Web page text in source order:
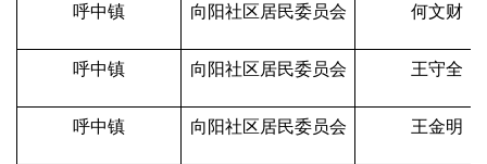
呼中镇 向阳社区居民委员会 何文财
呼中镇 向阳社区居民委员会 王守全
呼中镇 向阳社区居民委员会 王金明